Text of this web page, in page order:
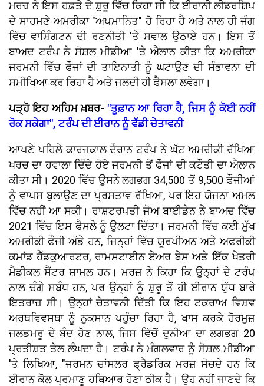
ਮਰਜ਼ ਨੇ ਇਸ ਹਫ਼ਤੇ ਦੇ ਸ਼ੁਰੂ ਵਿੱਚ ਕਿਹਾ ਸੀ ਕਿ ਈਰਾਨੀ ਲੀਡਰਸ਼ਿਪ
ਦੇ ਸਾਹਮਣੇ ਅਮਰੀਕਾ "ਅਪਮਾਨਿਤ" ਹੋ ਰਿਹਾ ਹੈ ਅਤੇ ਨਾਲ ਹੀ ਜੰਗ
ਵਿੱਚ ਵਾਸ਼ਿੰਗਟਨ ਦੀ ਰਣਨੀਤੀ 'ਤੇ ਸਵਾਲ ਉਠਾਏ ਹਨ। ਇਸ ਤੋਂ
ਬਾਅਦ ਟਰੰਪ ਨੇ ਸੋਸ਼ਲ ਮੀਡੀਆ 'ਤੇ ਐਲਾਨ ਕੀਤਾ ਕਿ ਅਮਰੀਕਾ
ਜਰਮਨੀ ਵਿੱਚ ਫੌਜਾਂ ਦੀ ਤਾਇਨਾਤੀ ਨੂੰ ਘਟਾਉਣ ਦੀ ਸੰਭਾਵਨਾ ਦੀ
ਸਮੀਖਿਆ ਕਰ ਰਿਹਾ ਹੈ ਅਤੇ ਜਲਦੀ ਹੀ ਫੈਸਲਾ ਲਵੇਗਾ।
ਪੜ੍ਹੋ ਇਹ ਅਹਿਮ ਖ਼ਬਰ- "ਤੂਫ਼ਾਨ ਆ ਰਿਹਾ ਹੈ, ਜਿਸ ਨੂੰ ਕੋਈ ਨਹੀਂ
ਰੋਕ ਸਕੇਗਾ", ਟਰੰਪ ਦੀ ਈਰਾਨ ਨੂੰ ਵੱਡੀ ਚੇਤਾਵਨੀ
ਆਪਣੇ ਪਹਿਲੇ ਕਾਰਜਕਾਲ ਦੌਰਾਨ ਟਰੰਪ ਨੇ ਘੱਟ ਅਮਰੀਕੀ ਰੱਖਿਆ
ਖਰਚ ਦਾ ਹਵਾਲਾ ਦਿੰਦੇ ਹੋਏ ਜਰਮਨੀ ਤੋਂ ਫੌਜਾਂ ਦੀ ਕਟੌਤੀ ਦਾ ਐਲਾਨ
ਕੀਤਾ ਸੀ। 2020 ਵਿੱਚ ਉਸਨੇ ਲਗਭਗ 34,500 ਤੋਂ 9,500 ਫੌਜੀਆਂ
ਨੂੰ ਵਾਪਸ ਬੁਲਾਉਣ ਦਾ ਪ੍ਰਸਤਾਵ ਰੱਖਿਆ, ਪਰ ਇਹ ਯੋਜਨਾ ਅਮਲ
ਵਿੱਚ ਨਹੀਂ ਆ ਸਕੀ। ਰਾਸ਼ਟਰਪਤੀ ਜੋਅ ਬਾਈਡੇਨ ਨੇ ਬਾਅਦ ਵਿੱਚ
2021 ਵਿੱਚ ਇਸ ਫੈਸਲੇ ਨੂੰ ਉਲਟਾ ਦਿੱਤਾ। ਜਰਮਨੀ ਵਿੱਚ ਕਈ ਮੁੱਖ
ਅਮਰੀਕੀ ਫੌਜੀ ਅੱਡੇ ਹਨ, ਜਿਨ੍ਹਾਂ ਵਿੱਚ ਯੂਰਪੀਅਨ ਅਤੇ ਅਫਰੀਕੀ
ਕਮਾਂਡ ਹੈੱਡਕੁਆਰਟਰ, ਰਾਮਸਟਾਈਨ ਏਅਰ ਬੇਸ ਅਤੇ ਇੱਕ ਖੇਤਰੀ
ਮੈਡੀਕਲ ਸੈਂਟਰ ਸ਼ਾਮਲ ਹਨ। ਮਰਜ਼ ਨੇ ਕਿਹਾ ਕਿ ਉਨ੍ਹਾਂ ਦੇ ਟਰੰਪ
ਨਾਲ ਚੰਗੇ ਸਬੰਧ ਹਨ, ਪਰ ਉਨ੍ਹਾਂ ਨੂੰ ਸ਼ੁਰੂ ਤੋਂ ਹੀ ਈਰਾਨ ਯੁੱਧ ਬਾਰੇ
ਇਤਰਾਜ਼ ਸੀ। ਉਨ੍ਹਾਂ ਚੇਤਾਵਨੀ ਦਿੱਤੀ ਕਿ ਇਹ ਟਕਰਾਅ ਵਿਸ਼ਵ
ਅਰਥਵਿਵਸਥਾ ਨੂੰ ਨੁਕਸਾਨ ਪਹੁੰਚਾ ਰਿਹਾ ਹੈ, ਖਾਸ ਕਰਕੇ ਹੋਰਮੁਜ਼
ਜਲਡਮਰੂ ਦੇ ਬੰਦ ਹੋਣ ਨਾਲ, ਜਿਸ ਵਿੱਚੋਂ ਦੁਨੀਆ ਦਾ ਲਗਭਗ 20
ਪ੍ਰਤੀਸ਼ਤ ਤੇਲ ਲੰਘਦਾ ਹੈ। ਟਰੰਪ ਨੇ ਮੰਗਲਵਾਰ ਨੂੰ ਸੋਸ਼ਲ ਮੀਡੀਆ
'ਤੇ ਲਿਖਿਆ, "ਜਰਮਨ ਚਾਂਸਲਰ ਫ੍ਰੈਡਰਿਕ ਮਰਜ਼ ਸੋਚਦੇ ਹਨ ਕਿ
ਈਰਾਨ ਕੋਲ ਪ੍ਰਮਾਣੂ ਹਥਿਆਰ ਹੋਣਾ ਠੀਕ ਹੈ। ਉਹ ਨਹੀਂ ਜਾਣਦੇ ਕਿ